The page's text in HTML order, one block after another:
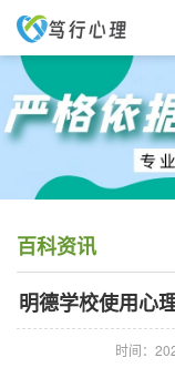
百科资讯
明德学校使用心
时间：